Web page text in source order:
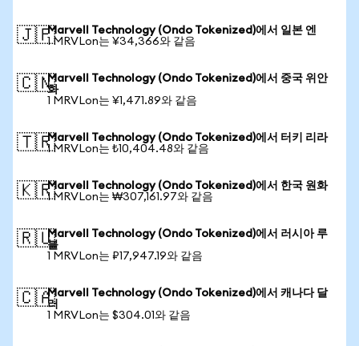
🇯🇵Marvell Technology (Ondo Tokenized)에서 일본 엔
1 MRVLon는 ¥34,366와 같음
🇨🇳Marvell Technology (Ondo Tokenized)에서 중국 위안
화
1 MRVLon는 ¥1,471.89와 같음
🇹🇷Marvell Technology (Ondo Tokenized)에서 터키 리라
1 MRVLon는 ₺10,404.48와 같음
🇰🇷Marvell Technology (Ondo Tokenized)에서 한국 원화
1 MRVLon는 ₩307,161.97와 같음
🇷🇺Marvell Technology (Ondo Tokenized)에서 러시아 루
블
1 MRVLon는 ₽17,947.19와 같음
🇨🇦Marvell Technology (Ondo Tokenized)에서 캐나다 달
러
1 MRVLon는 $304.01와 같음